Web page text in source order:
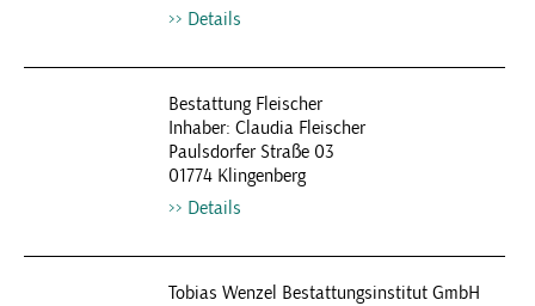
Details
Bestattung Fleischer
Inhaber: Claudia Fleischer
Paulsdorfer Straße 03
01774 Klingenberg
Details
Tobias Wenzel Bestattungsinstitut GmbH